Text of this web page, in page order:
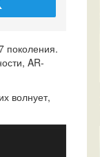
поколения.
AR-
волнует,